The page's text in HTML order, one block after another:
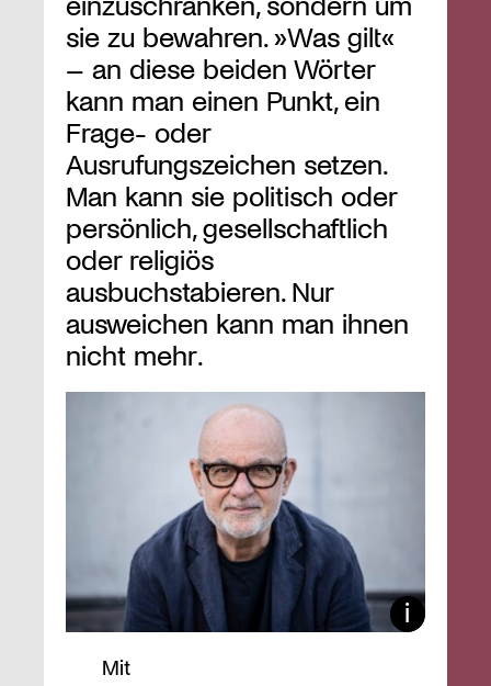
sie zu bewahren. »Was gilt«
– an diese beiden Wörter
kann man einen Punkt, ein
Frage- oder
Ausrufungszeichen setzen.
Man kann sie politisch oder
persönlich, gesellschaftlich
oder religiös
ausbuchstabieren. Nur
ausweichen kann man ihnen
nicht mehr.
Mit